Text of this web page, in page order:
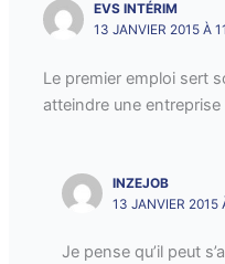
EVS INTÉRIM
13 JANVIER 2015 À
Le premier emploi sert
atteindre une
INZEJOB
13 JANVIER 2015
Je pense qu’il peut